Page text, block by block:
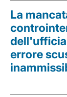
La
errore